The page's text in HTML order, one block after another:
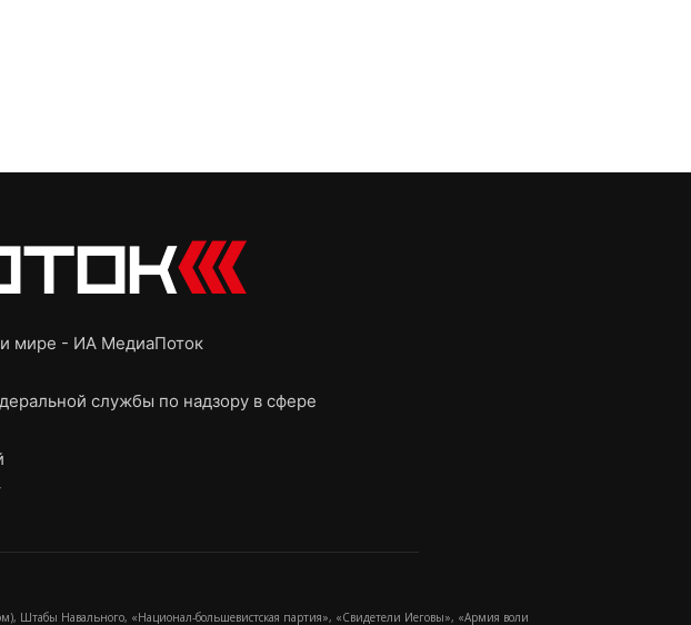
мире - ИА МедиаПоток
службы по надзору в сфере
Штабы Навального, «Национал-большевистская партия», «Свидетели Иеговы», «Армия воли